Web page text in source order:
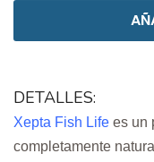
DETALLES:
Xepta Fish Life es un
completamente